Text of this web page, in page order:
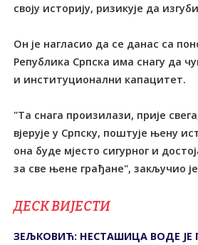
своју историју, ризикује да
Он је нагласио да се данас са
Република Српска има снагу да
и институционални капацитет.
"Та снага произилази, прије
вјерује у Српску, поштује њену
она буде мјесто сигурног и
за све њене грађане", закључио
ДЕСК ВИЈЕСТИ
ЗЕЉКОВИЋ: НЕСТАШИЦА ВОДЕ